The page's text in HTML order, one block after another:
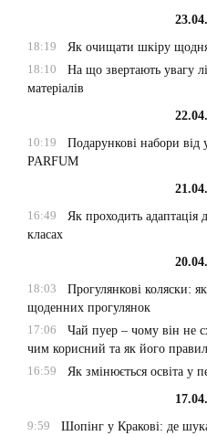
18:19
Як очищати шкіру
18:10
На що звертають увагу
матеріалів
10:19
Подарункові набори від
PARFUM
16:49
Як проходить
класах
18:03
Прогулянкові коляски:
щоденних прогулянок
17:06
Чай пуер – чому він не
чим корисний та як його
16:59
Як змінюється освіта у
9:59
Шопінг у Кракові: де